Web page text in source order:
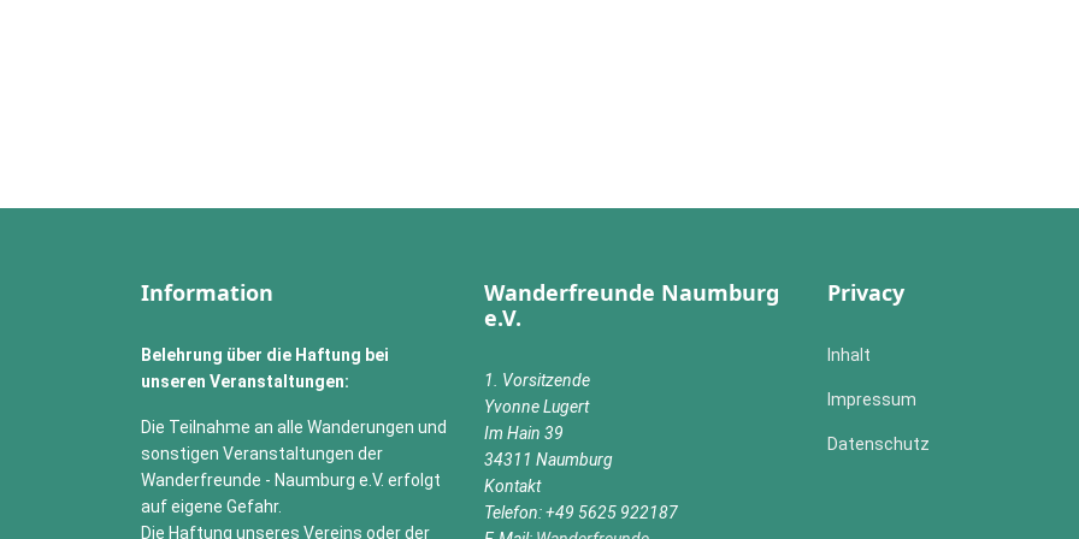
Information
Belehrung über die Haftung bei
unseren Veranstaltungen:
Die Teilnahme an alle Wanderungen und
sonstigen Veranstaltungen der
Wanderfreunde - Naumburg e.V. erfolgt
auf eigene Gefahr.
Die Haftung unseres Vereins oder der
Wanderfreunde Naumburg
e.V.
1. Vorsitzende
Yvonne Lugert
Im Hain 39
34311 Naumburg
Kontakt
Telefon: +49 5625 922187
Privacy
Inhalt
Impressum
Datenschutz